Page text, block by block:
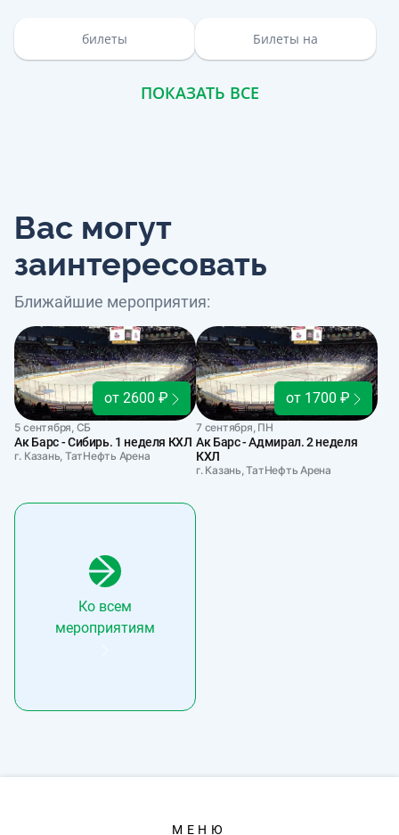
билеты Билеты на
ПОКАЗАТЬ ВСЕ
Вас могут
заинтересовать
Ближайшие мероприятия:
от 2600 ₽
5 сентября, СБ
Ак Барс - Сибирь. 1 неделя КХЛ
г. Казань, ТатНефть Арена
от 1700 ₽
7 сентября, ПН
Ак Барс - Адмирал. 2 неделя
КХЛ
г. Казань, ТатНефть Арена
Ко всем
мероприятиям
МЕНЮ